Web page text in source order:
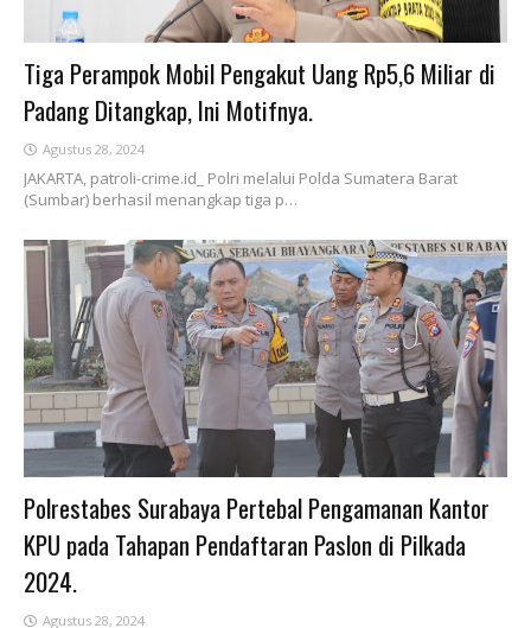
Tiga Perampok Mobil Pengakut Uang Rp5,6 Miliar di
Padang Ditangkap, Ini Motifnya.
Agustus 28, 2024
JAKARTA, patroli-crime.id_ Polri melalui Polda Sumatera Barat
(Sumbar) berhasil menangkap tiga p…
Polrestabes Surabaya Pertebal Pengamanan Kantor
KPU pada Tahapan Pendaftaran Paslon di Pilkada
2024.
Agustus 28, 2024